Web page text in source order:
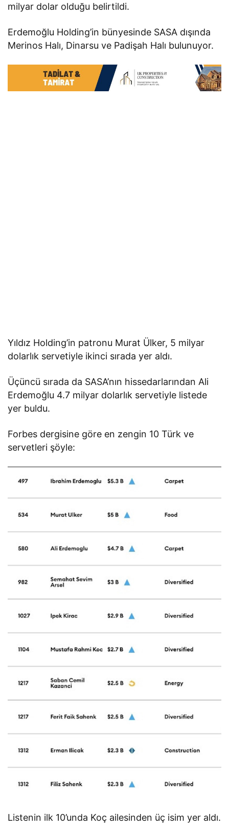
milyar dolar olduğu belirtildi.
Erdemoğlu Holding’in bünyesinde SASA dışında
Merinos Halı, Dinarsu ve Padişah Halı bulunuyor.
Yıldız Holding’in patronu Murat Ülker, 5 milyar
dolarlık servetiyle ikinci sırada yer aldı.
Üçüncü sırada da SASA’nın hissedarlarından Ali
Erdemoğlu 4.7 milyar dolarlık servetiyle listede
yer buldu.
Forbes dergisine göre en zengin 10 Türk ve
servetleri şöyle:
Listenin ilk 10’unda Koç ailesinden üç isim yer aldı.